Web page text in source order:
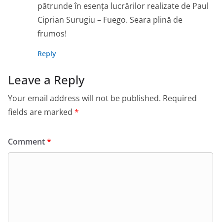
pătrunde în esența lucrărilor realizate de Paul
Ciprian Surugiu – Fuego. Seara plină de
frumos!
Reply
Leave a Reply
Your email address will not be published. Required
fields are marked *
Comment*